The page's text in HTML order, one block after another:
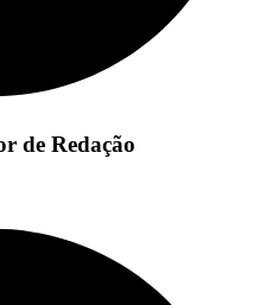
de Redação